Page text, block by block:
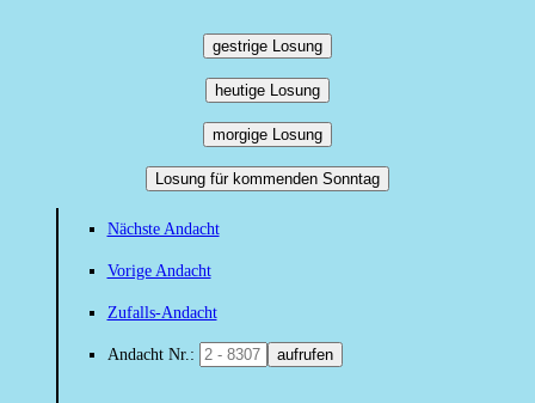
gestrige Losung
heutige Losung
morgige Losung
Losung für kommenden Sonntag
Nächste Andacht
Vorige Andacht
Zufalls-Andacht
Andacht Nr.: aufrufen